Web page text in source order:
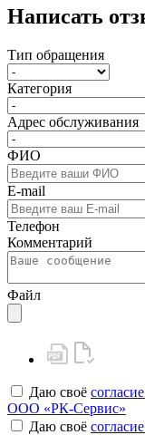
Написать
Тип обращения
Категория
Адрес обслуживания
ФИО
E-mail
Телефон
Комментарий
Файл
Даю своё
ООО «РК-Сервис»
Даю своё